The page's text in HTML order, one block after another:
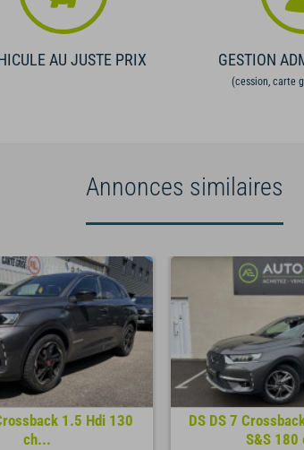
AU JUSTE PRIX GESTION
(cession, carte
Annonces similaires
1.5 Hdi 130
ch...
DS DS 7
S&S 180